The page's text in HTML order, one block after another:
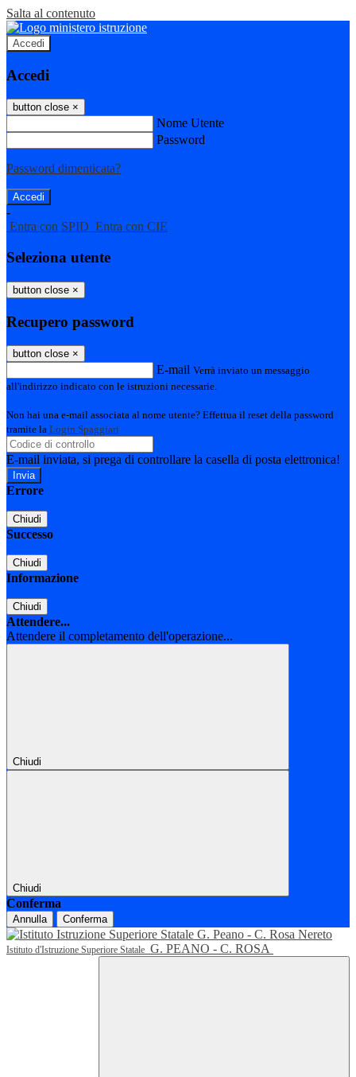
Salta al contenuto
Accedi
Accedi
button close ×
Nome Utente
Password
Password dimenticata?
-
Entra con SPID Entra con CIE
Seleziona utente
button close ×
Recupero password
button close ×
E-mail Verrà inviato un messaggio
all'indirizzo indicato con le istruzioni necessarie.
Non hai una e-mail associata al nome utente? Effettua il reset della password
tramite la Login Spaggiari
E-mail inviata, si prega di controllare la casella di posta elettronica!
Errore
Chiudi
Successo
Chiudi
Informazione
Chiudi
Attendere...
Attendere il completamento dell'operazione...
Chiudi
Chiudi
Conferma
Annulla Conferma
Istituto d'Istruzione Superiore Statale G. PEANO - C. ROSA